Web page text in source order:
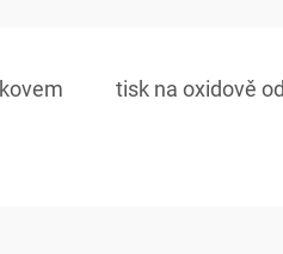
tisk na oxidově